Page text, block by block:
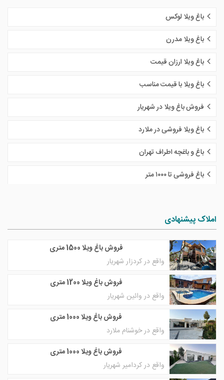
باغ ویلا لوکس
باغ ویلا مدرن
باغ ویلا ارزان قیمت
باغ ویلا با قیمت مناسب
فروش باغ ویلا در شهریار
باغ ویلا فروشی در ملارد
باغ و باغچه اطراف تهران
باغ فروشی تا ١٠٠٠ متر
املاک پیشنهادی
فروش باغ ویلا 1500 متری
واقع در کردزار شهریار
فروش باغ ویلا 1200 متری
واقع در وائین شهریار
فروش باغ ویلا 1000 متری
واقع در خوشنام ملارد
فروش باغ ویلا 1000 متری
واقع در کردامیر شهریار